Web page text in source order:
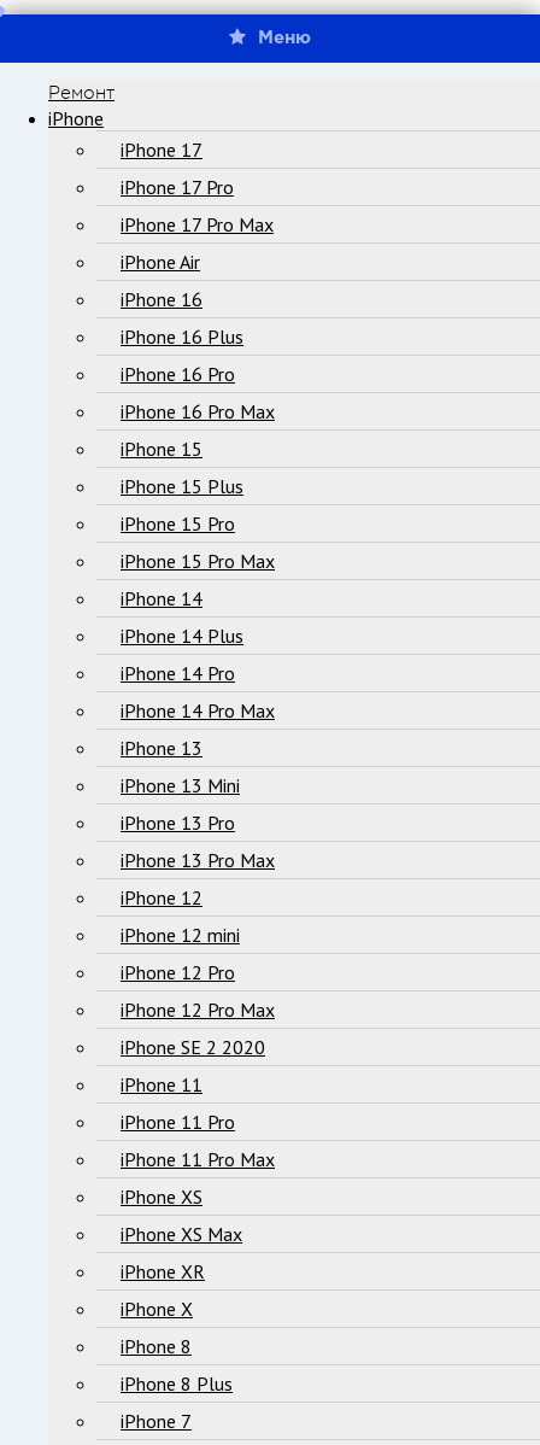
Меню
Ремонт
iPhone
iPhone 17
iPhone 17 Pro
iPhone 17 Pro Max
iPhone Air
iPhone 16
iPhone 16 Plus
iPhone 16 Pro
iPhone 16 Pro Max
iPhone 15
iPhone 15 Plus
iPhone 15 Pro
iPhone 15 Pro Max
iPhone 14
iPhone 14 Plus
iPhone 14 Pro
iPhone 14 Pro Max
iPhone 13
iPhone 13 Mini
iPhone 13 Pro
iPhone 13 Pro Max
iPhone 12
iPhone 12 mini
iPhone 12 Pro
iPhone 12 Pro Max
iPhone SE 2 2020
iPhone 11
iPhone 11 Pro
iPhone 11 Pro Max
iPhone XS
iPhone XS Max
iPhone XR
iPhone X
iPhone 8
iPhone 8 Plus
iPhone 7